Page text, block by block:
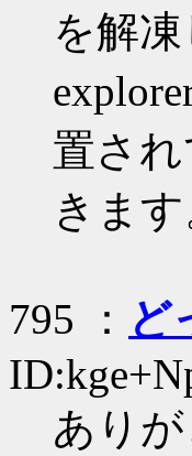
を解
置さ
きます
795 ： ど
あり